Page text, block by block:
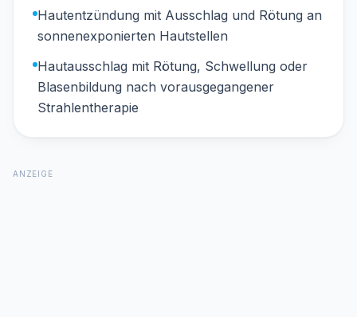
Hautentzündung mit Ausschlag und Rötung an
sonnenexponierten Hautstellen
Hautausschlag mit Rötung, Schwellung oder
Blasenbildung nach vorausgegangener
Strahlentherapie
ANZEIGE